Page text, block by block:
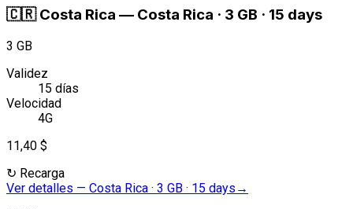
🇨🇷 Costa Rica — Costa Rica · 3 GB · 15 days
3 GB
Validez
15 días
Velocidad
4G
11,40 $
↻ Recarga
Ver detalles — Costa Rica · 3 GB · 15 days →